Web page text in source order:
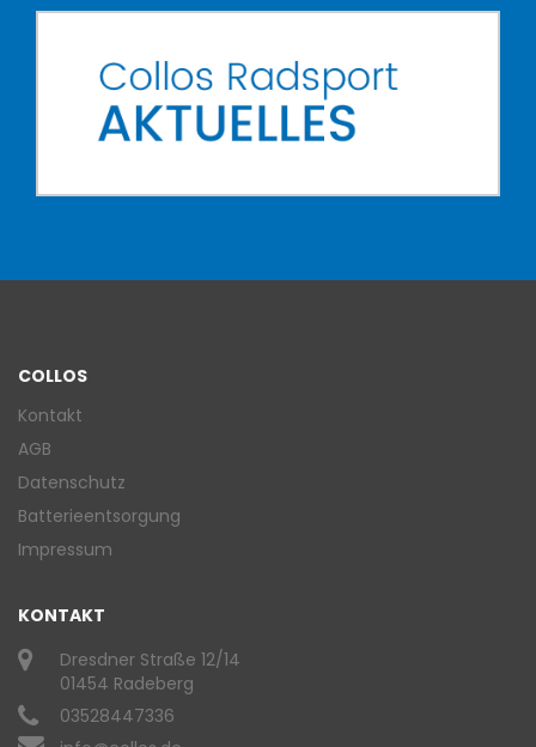
COLLOS
Kontakt
AGB
Datenschutz
Batterieentsorgung
Impressum
KONTAKT
Dresdner Straße 12/14
01454 Radeberg
03528447336